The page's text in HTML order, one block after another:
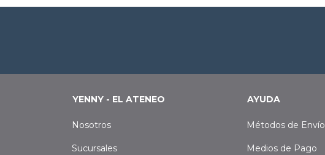
YENNY - EL ATENEO
Nosotros
Sucursales
AYUDA
Métodos de Envío
Medios de Pago